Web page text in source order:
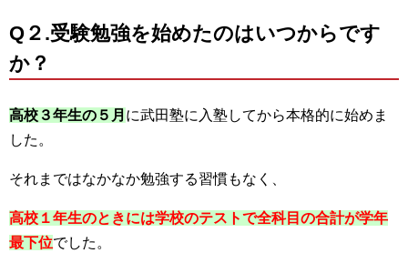
Q２.受験勉強を始めたのはいつからです
か？
高校３年生の５月 に武田塾に入塾してから本格的に始めま
した。
それまではなかなか勉強する習慣もなく、
高校１年生のときには学校のテストで全科目の合計が学年
最下位でした。